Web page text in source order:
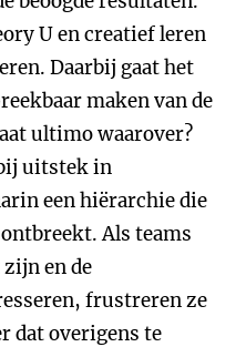
U en creatief leren
Daarbij gaat het
maken van de
ultimo waarover?
uitstek in
een hiërarchie die
Als teams
en de
frustreren ze
dat overigens te